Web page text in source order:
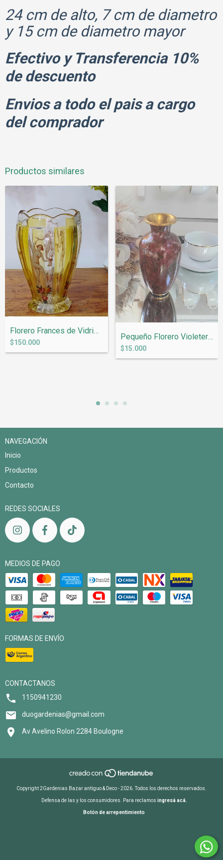
24 cm de alto, 7 cm de diametro
y 15 cm de diametro mayor
Efectivo y Transferencia 10%
de descuento
Envios a todo el pais a cargo
del comprador
Productos similares
Florero Frances de Vidrio Pintado a mano...
$150.000
Pequeño Florero Violetero Cloisonne A146
$15.000
NAVEGACIÓN
Inicio
Productos
Contacto
REDES SOCIALES
MEDIOS DE PAGO
FORMAS DE ENVÍO
CONTACTANOS
1150941230
duogardenias@gmail.com
Av Avelino Rolon 2284 Boulogne
Copyright 2Gardenias Bazar antiguo & Deco - 2026. Todos los derechos reservados.
Defensa de las y los consumidores. Para reclamos ingresá acá.
Botón de arrepentimiento